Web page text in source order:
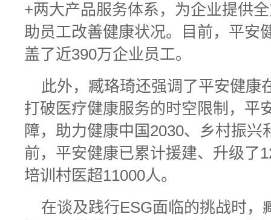
+两大产品服务体系，为企业提供
助员工改善健康状况。目前，平安
盖了近390万企业员工。
此外，臧珞琦还强调了平安健康
打破医疗健康服务的时空限制，平
障，助力健康中国2030、乡村振
前，平安健康已累计援建、升级了
培训村医超11000人。
在谈及践行ESG面临的挑战时，